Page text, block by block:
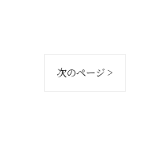
次のページ >